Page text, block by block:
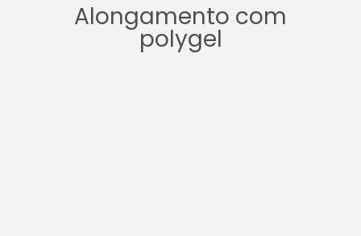
Alongamento com
polygel